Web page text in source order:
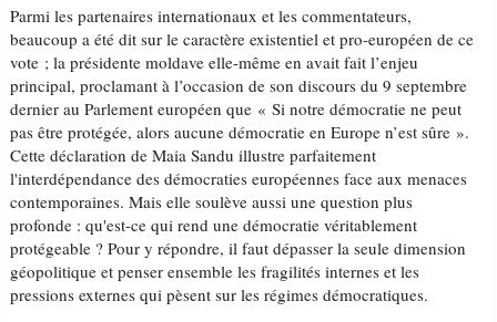
Parmi les partenaires internationaux et les commentateurs,
beaucoup a été dit sur le caractère existentiel et pro-européen de ce
vote ; la présidente moldave elle-même en avait fait l’enjeu
principal, proclamant à l’occasion de son discours du 9 septembre
dernier au Parlement européen que « Si notre démocratie ne peut
pas être protégée, alors aucune démocratie en Europe n’est sûre ».
Cette déclaration de Maia Sandu illustre parfaitement
l'interdépendance des démocraties européennes face aux menaces
contemporaines. Mais elle soulève aussi une question plus
profonde : qu'est-ce qui rend une démocratie véritablement
protégeable ? Pour y répondre, il faut dépasser la seule dimension
géopolitique et penser ensemble les fragilités internes et les
pressions externes qui pèsent sur les régimes démocratiques.